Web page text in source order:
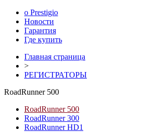
о Prestigio
Новости
Гарантия
Где купить
Главная страница
>
РЕГИСТРАТОРЫ
RoadRunner 500
RoadRunner 500
RoadRunner 300
RoadRunner HD1